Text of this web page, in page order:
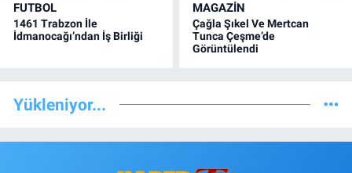
FUTBOL
1461 Trabzon İle
İdmanocağı’ndan İş Birliği
MAGAZİN
Çağla Şıkel Ve Mertcan
Tunca Çeşme’de
Görüntülendi
Yükleniyor...